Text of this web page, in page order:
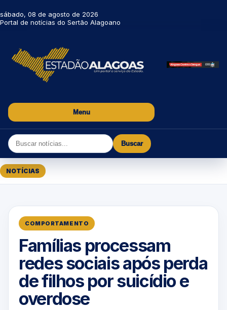
sábado, 08 de agosto de 2026
Portal de notícias do Sertão Alagoano
Menu
Buscar
NOTÍCIAS
COMPORTAMENTO
Famílias processam
redes sociais após perda
de filhos por suicídio e
overdose